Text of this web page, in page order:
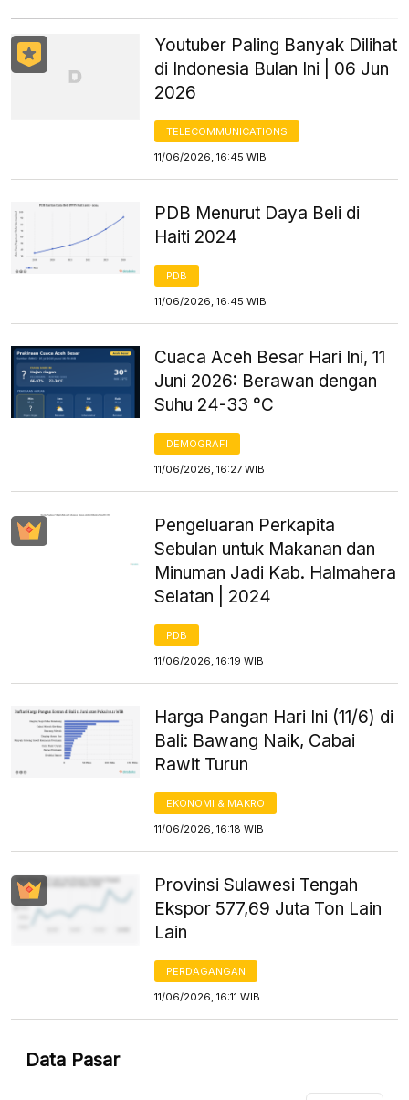
Youtuber Paling Banyak Dilihat
di Indonesia Bulan Ini | 06 Jun
2026
TELECOMMUNICATIONS
11/06/2026, 16:45 WIB
PDB Menurut Daya Beli di
Haiti 2024
PDB
11/06/2026, 16:45 WIB
Cuaca Aceh Besar Hari Ini, 11
Juni 2026: Berawan dengan
Suhu 24-33 °C
DEMOGRAFI
11/06/2026, 16:27 WIB
Pengeluaran Perkapita
Sebulan untuk Makanan dan
Minuman Jadi Kab. Halmahera
Selatan | 2024
PDB
11/06/2026, 16:19 WIB
Harga Pangan Hari Ini (11/6) di
Bali: Bawang Naik, Cabai
Rawit Turun
EKONOMI & MAKRO
11/06/2026, 16:18 WIB
Provinsi Sulawesi Tengah
Ekspor 577,69 Juta Ton Lain
Lain
PERDAGANGAN
11/06/2026, 16:11 WIB
Data Pasar